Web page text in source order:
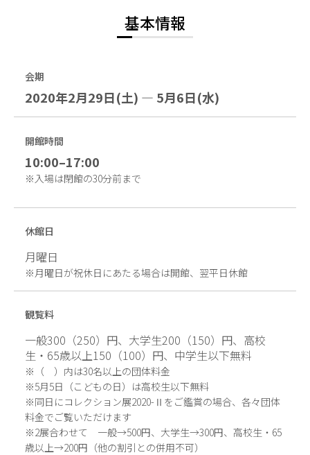
基本情報
会期
2020年2月29日(土) — 5月6日(水)
開館時間
10:00–17:00
※入場は閉館の30分前まで
休館日
月曜日
※月曜日が祝休日にあたる場合は開館、翌平日休館
観覧料
一般300（250）円、大学生200（150）円、高校
生・65歳以上150（100）円、中学生以下無料
※（ ）内は30名以上の団体料金
※5月5日（こどもの日）は高校生以下無料
※同日にコレクション展2020-Ⅱをご鑑賞の場合、各々団体
料金でご覧いただけます
※2展合わせて 一般→500円、大学生→300円、高校生・65
歳以上→200円（他の割引との併用不可）